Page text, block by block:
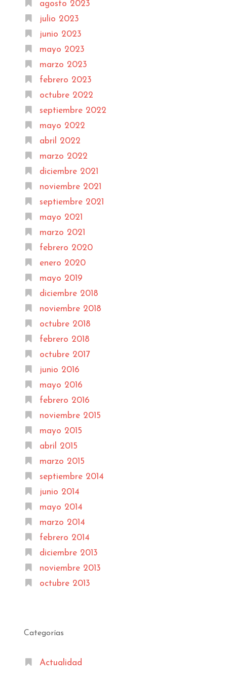
agosto 2023
julio 2023
junio 2023
mayo 2023
marzo 2023
febrero 2023
octubre 2022
septiembre 2022
mayo 2022
abril 2022
marzo 2022
diciembre 2021
noviembre 2021
septiembre 2021
mayo 2021
marzo 2021
febrero 2020
enero 2020
mayo 2019
diciembre 2018
noviembre 2018
octubre 2018
febrero 2018
octubre 2017
junio 2016
mayo 2016
febrero 2016
noviembre 2015
mayo 2015
abril 2015
marzo 2015
septiembre 2014
junio 2014
mayo 2014
marzo 2014
febrero 2014
diciembre 2013
noviembre 2013
octubre 2013
Categorías
Actualidad